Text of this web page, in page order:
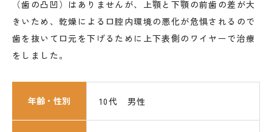
（歯の凸凹）はありませんが、上顎と下顎の前歯の差が大
きいため、乾燥による口腔内環境の悪化が危惧されるので
歯を抜いて口元を下げるために上下表側のワイヤーで治療
をしました。
年齢・性別 10代 男性